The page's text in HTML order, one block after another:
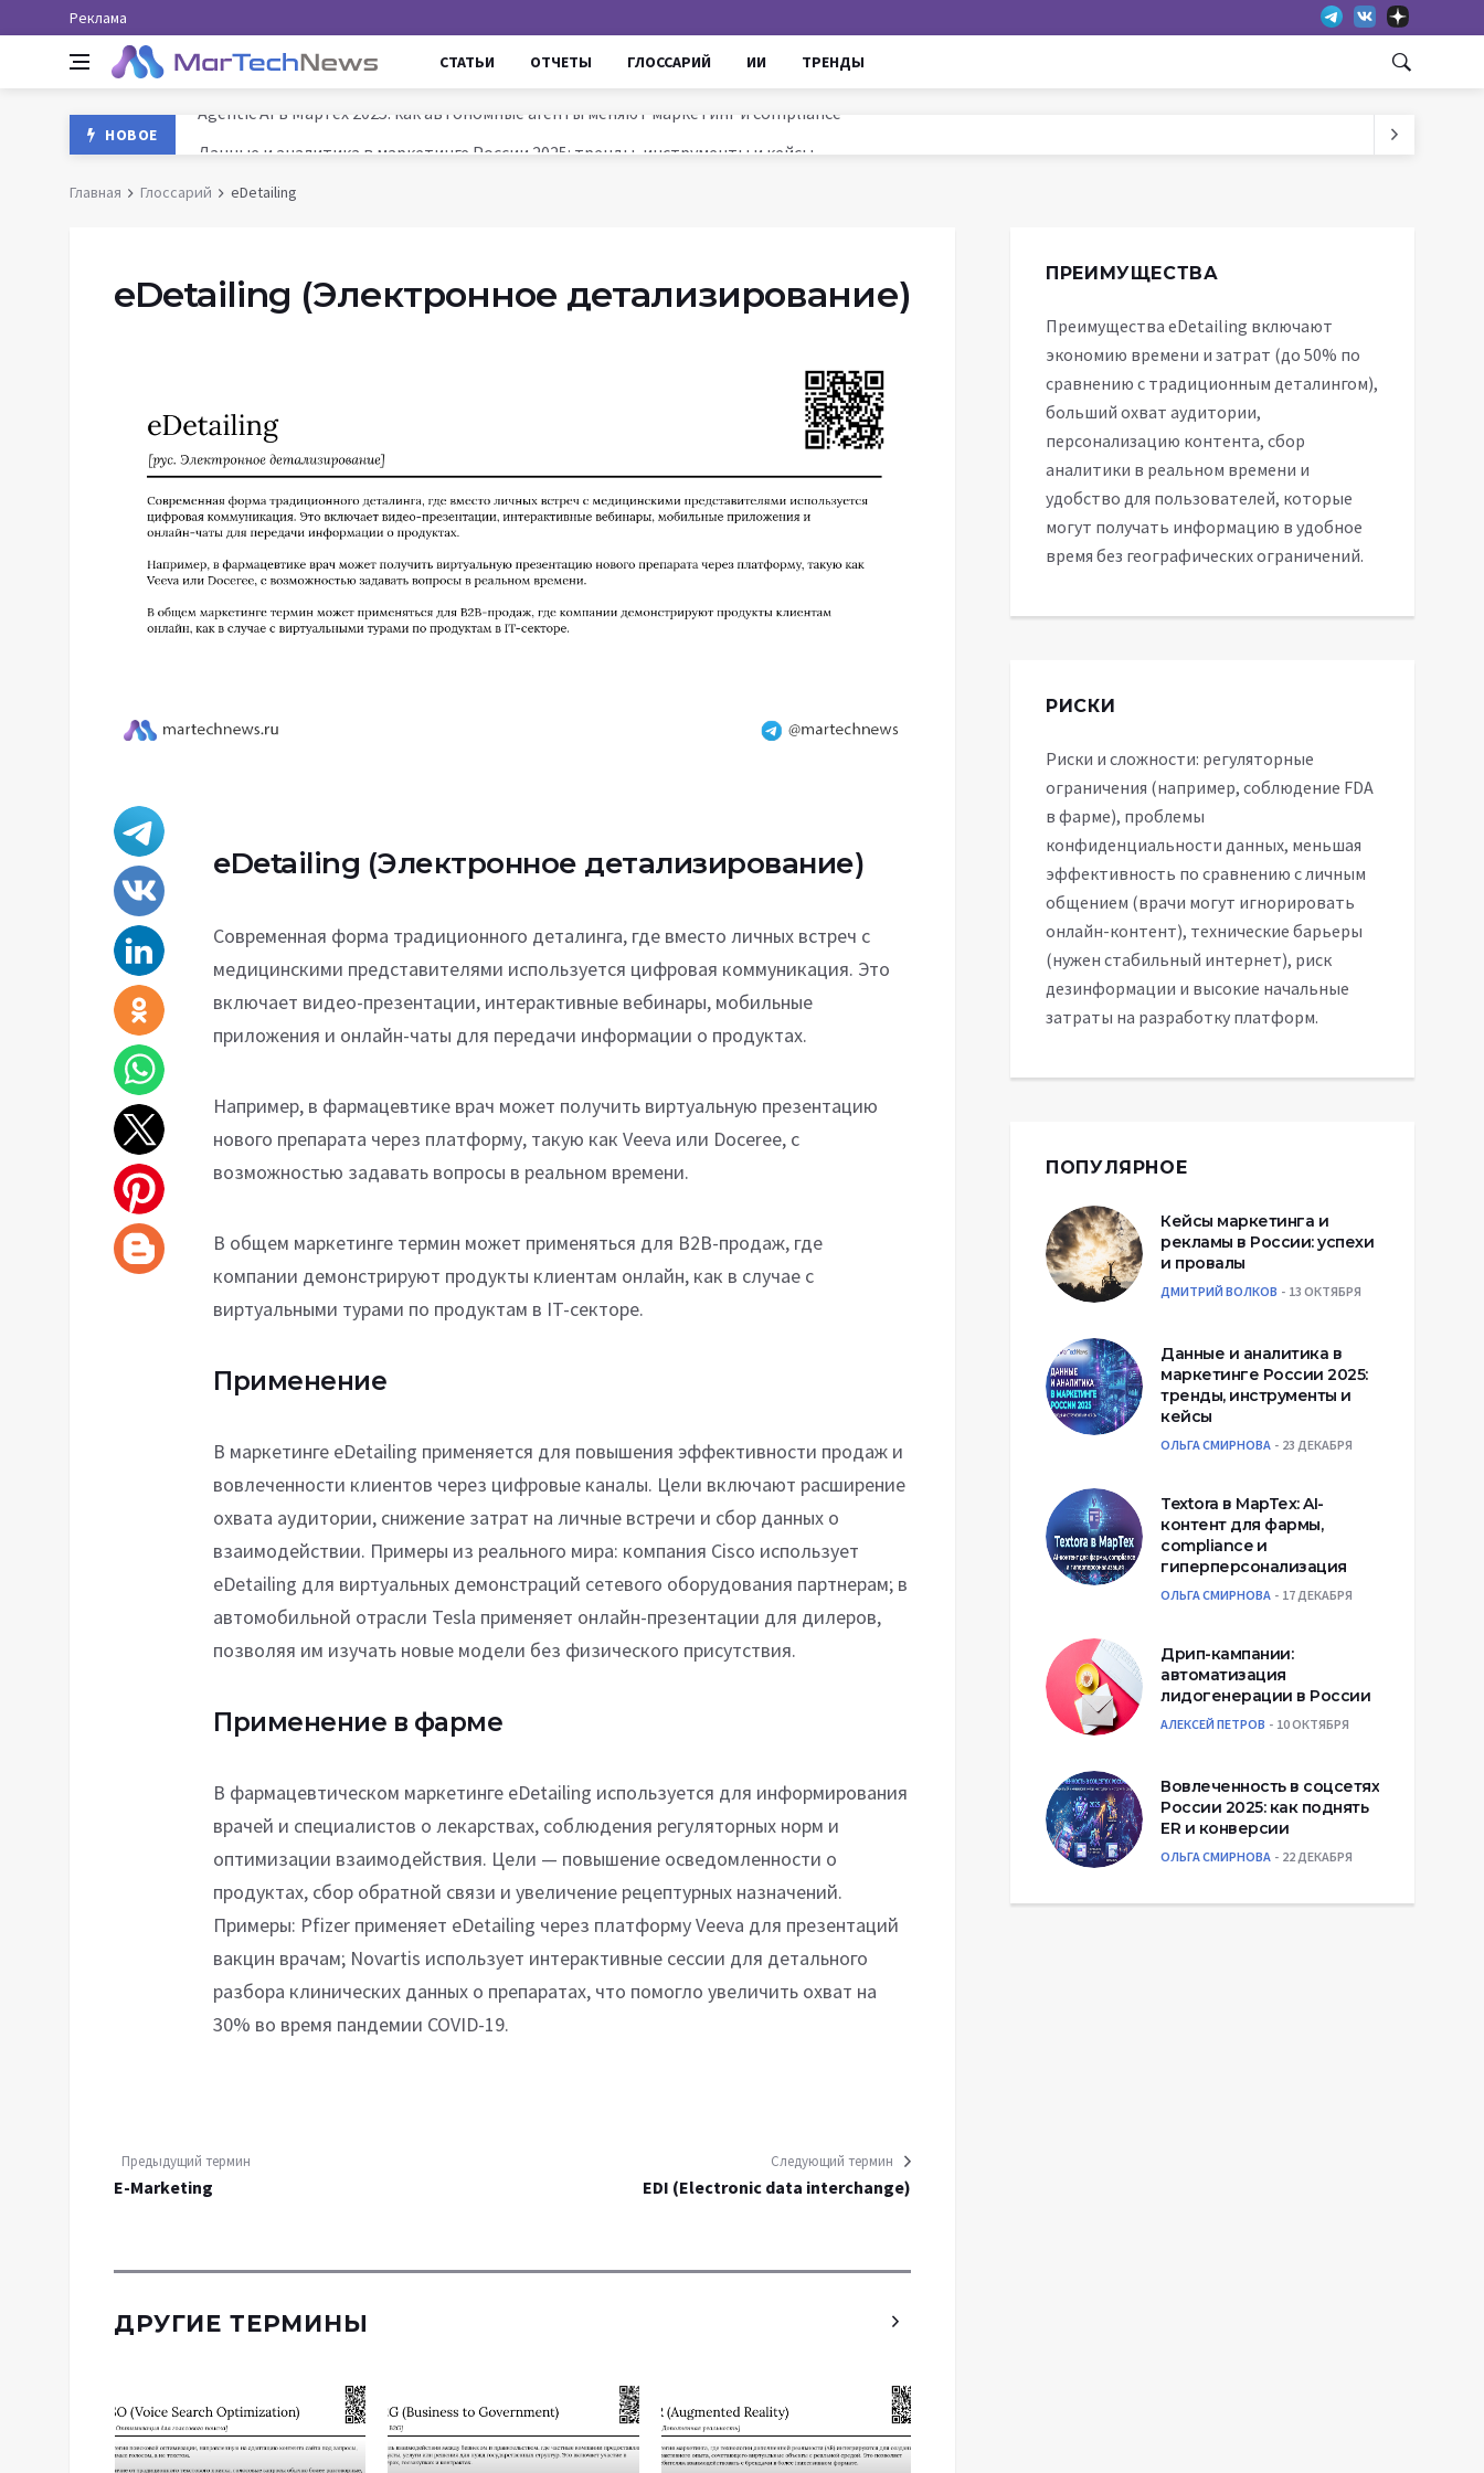
Реклама
СТАТЬИ ОТЧЕТЫ ГЛОССАРИЙ ИИ ТРЕНДЫ
НОВОЕ
Главная Глоссарий eDetailing
eDetailing (Электронное детализирование)
eDetailing (Электронное детализирование)
Современная форма традиционного деталинга, где вместо личных встреч с
медицинскими представителями используется цифровая коммуникация. Это
включает видео-презентации, интерактивные вебинары, мобильные
приложения и онлайн-чаты для передачи информации о продуктах.
Например, в фармацевтике врач может получить виртуальную презентацию
нового препарата через платформу, такую как Veeva или Doceree, с
возможностью задавать вопросы в реальном времени.
В общем маркетинге термин может применяться для B2B-продаж, где
компании демонстрируют продукты клиентам онлайн, как в случае с
виртуальными турами по продуктам в IT-секторе.
Применение
В маркетинге eDetailing применяется для повышения эффективности продаж и
вовлеченности клиентов через цифровые каналы. Цели включают расширение
охвата аудитории, снижение затрат на личные встречи и сбор данных о
взаимодействии. Примеры из реального мира: компания Cisco использует
eDetailing для виртуальных демонстраций сетевого оборудования партнерам; в
автомобильной отрасли Tesla применяет онлайн-презентации для дилеров,
позволяя им изучать новые модели без физического присутствия.
Применение в фарме
В фармацевтическом маркетинге eDetailing используется для информирования
врачей и специалистов о лекарствах, соблюдения регуляторных норм и
оптимизации взаимодействия. Цели — повышение осведомленности о
продуктах, сбор обратной связи и увеличение рецептурных назначений.
Примеры: Pfizer применяет eDetailing через платформу Veeva для презентаций
вакцин врачам; Novartis использует интерактивные сессии для детального
разбора клинических данных о препаратах, что помогло увеличить охват на
30% во время пандемии COVID-19.
Предыдущий термин
E-Marketing
Следующий термин
EDI (Electronic data interchange)
ДРУГИЕ ТЕРМИНЫ
ПРЕИМУЩЕСТВА
Преимущества eDetailing включают
экономию времени и затрат (до 50% по
сравнению с традиционным деталингом),
больший охват аудитории,
персонализацию контента, сбор
аналитики в реальном времени и
удобство для пользователей, которые
могут получать информацию в удобное
время без географических ограничений.
РИСКИ
Риски и сложности: регуляторные
ограничения (например, соблюдение FDA
в фарме), проблемы
конфиденциальности данных, меньшая
эффективность по сравнению с личным
общением (врачи могут игнорировать
онлайн-контент), технические барьеры
(нужен стабильный интернет), риск
дезинформации и высокие начальные
затраты на разработку платформ.
ПОПУЛЯРНОЕ
Кейсы маркетинга и
рекламы в России: успехи
и провалы
ДМИТРИЙ ВОЛКОВ 13 ОКТЯБРЯ
Данные и аналитика в
маркетинге России 2025:
тренды, инструменты и
кейсы
ОЛЬГА СМИРНОВА 23 ДЕКАБРЯ
Textora в МарТех: AI-
контент для фармы,
compliance и
гиперперсонализация
ОЛЬГА СМИРНОВА 17 ДЕКАБРЯ
Дрип-кампании:
автоматизация
лидогенерации в России
АЛЕКСЕЙ ПЕТРОВ 10 ОКТЯБРЯ
Вовлеченность в соцсетях
России 2025: как поднять
ER и конверсии
ОЛЬГА СМИРНОВА 22 ДЕКАБРЯ